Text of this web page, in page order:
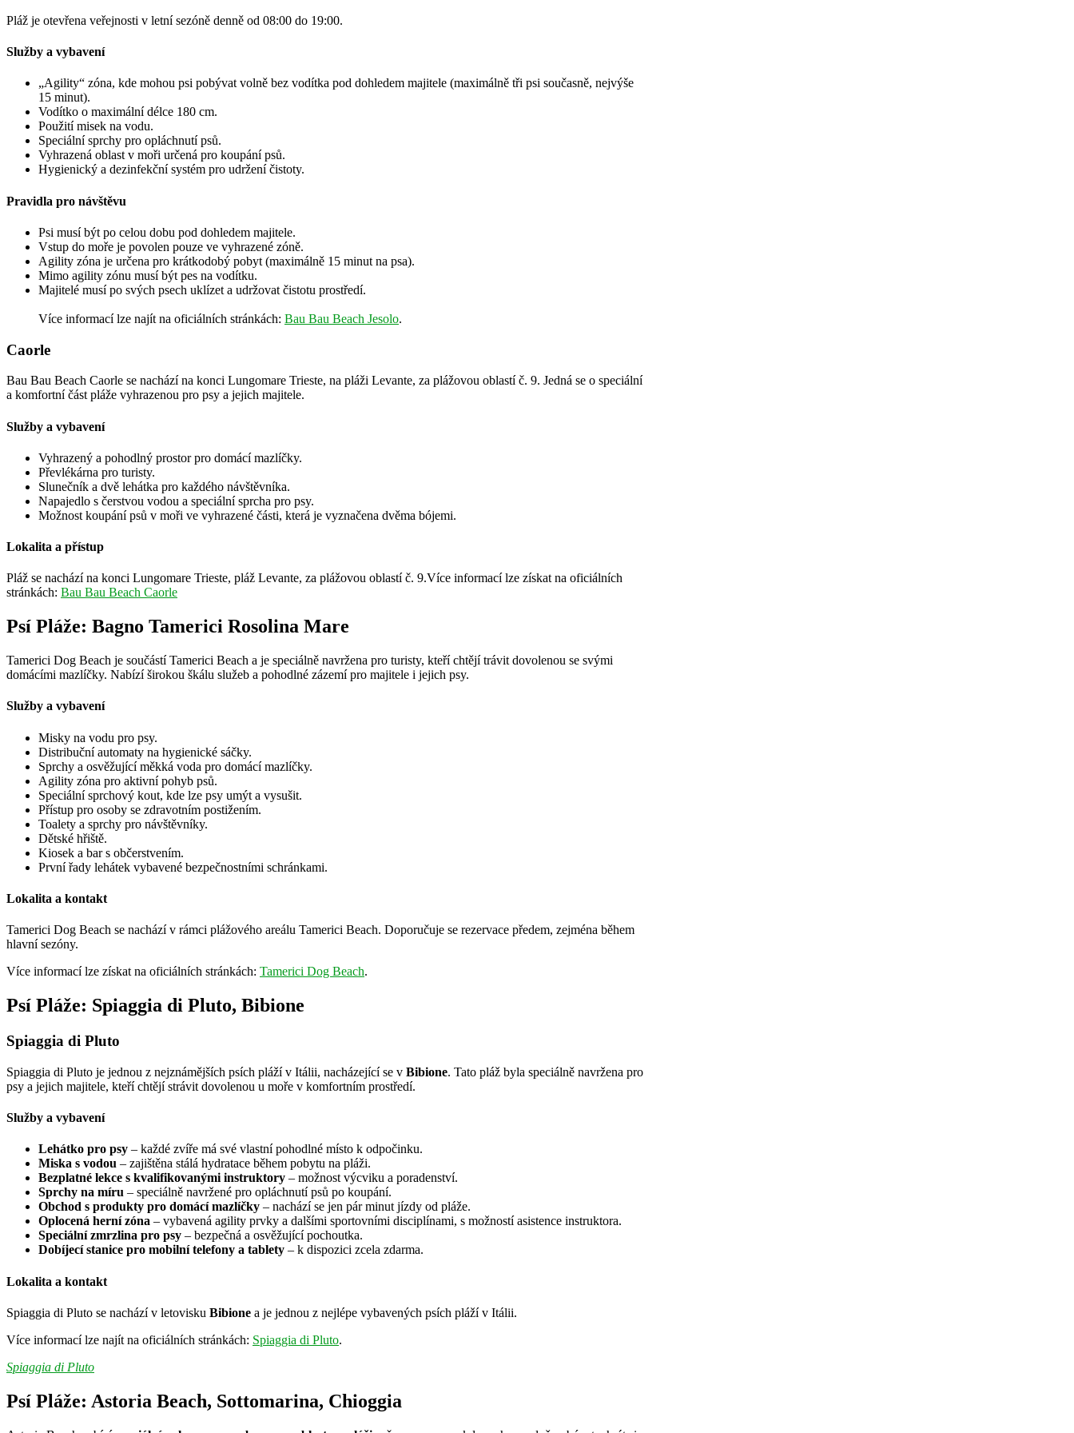
Pláž je otevřena veřejnosti v letní sezóně denně od 08:00 do 19:00.
Služby a vybavení
„Agility“ zóna, kde mohou psi pobývat volně bez vodítka pod dohledem majitele (maximálně tři psi současně, nejvýše
15 minut).
Vodítko o maximální délce 180 cm.
Použití misek na vodu.
Speciální sprchy pro opláchnutí psů.
Vyhrazená oblast v moři určená pro koupání psů.
Hygienický a dezinfekční systém pro udržení čistoty.
Pravidla pro návštěvu
Psi musí být po celou dobu pod dohledem majitele.
Vstup do moře je povolen pouze ve vyhrazené zóně.
Agility zóna je určena pro krátkodobý pobyt (maximálně 15 minut na psa).
Mimo agility zónu musí být pes na vodítku.
Majitelé musí po svých psech uklízet a udržovat čistotu prostředí.
Více informací lze najít na oficiálních stránkách: Bau Bau Beach Jesolo.
Caorle
Bau Bau Beach Caorle se nachází na konci Lungomare Trieste, na pláži Levante, za plážovou oblastí č. 9. Jedná se o speciální
a komfortní část pláže vyhrazenou pro psy a jejich majitele.
Služby a vybavení
Vyhrazený a pohodlný prostor pro domácí mazlíčky.
Převlékárna pro turisty.
Slunečník a dvě lehátka pro každého návštěvníka.
Napajedlo s čerstvou vodou a speciální sprcha pro psy.
Možnost koupání psů v moři ve vyhrazené části, která je vyznačena dvěma bójemi.
Lokalita a přístup
Pláž se nachází na konci Lungomare Trieste, pláž Levante, za plážovou oblastí č. 9.Více informací lze získat na oficiálních
stránkách: Bau Bau Beach Caorle
Psí Pláže: Bagno Tamerici Rosolina Mare
Tamerici Dog Beach je součástí Tamerici Beach a je speciálně navržena pro turisty, kteří chtějí trávit dovolenou se svými
domácími mazlíčky. Nabízí širokou škálu služeb a pohodlné zázemí pro majitele i jejich psy.
Služby a vybavení
Misky na vodu pro psy.
Distribuční automaty na hygienické sáčky.
Sprchy a osvěžující měkká voda pro domácí mazlíčky.
Agility zóna pro aktivní pohyb psů.
Speciální sprchový kout, kde lze psy umýt a vysušit.
Přístup pro osoby se zdravotním postižením.
Toalety a sprchy pro návštěvníky.
Dětské hřiště.
Kiosek a bar s občerstvením.
První řady lehátek vybavené bezpečnostními schránkami.
Lokalita a kontakt
Tamerici Dog Beach se nachází v rámci plážového areálu Tamerici Beach. Doporučuje se rezervace předem, zejména během
hlavní sezóny.
Více informací lze získat na oficiálních stránkách: Tamerici Dog Beach.
Psí Pláže: Spiaggia di Pluto, Bibione
Spiaggia di Pluto
Spiaggia di Pluto je jednou z nejznámějších psích pláží v Itálii, nacházející se v Bibione. Tato pláž byla speciálně navržena pro
psy a jejich majitele, kteří chtějí strávit dovolenou u moře v komfortním prostředí.
Služby a vybavení
Lehátko pro psy – každé zvíře má své vlastní pohodlné místo k odpočinku.
Miska s vodou – zajištěna stálá hydratace během pobytu na pláži.
Bezplatné lekce s kvalifikovanými instruktory – možnost výcviku a poradenství.
Sprchy na míru – speciálně navržené pro opláchnutí psů po koupání.
Obchod s produkty pro domácí mazlíčky – nachází se jen pár minut jízdy od pláže.
Oplocená herní zóna – vybavená agility prvky a dalšími sportovními disciplínami, s možností asistence instruktora.
Speciální zmrzlina pro psy – bezpečná a osvěžující pochoutka.
Dobíjecí stanice pro mobilní telefony a tablety – k dispozici zcela zdarma.
Lokalita a kontakt
Spiaggia di Pluto se nachází v letovisku Bibione a je jednou z nejlépe vybavených psích pláží v Itálii.
Více informací lze najít na oficiálních stránkách: Spiaggia di Pluto.
Spiaggia di Pluto
Psí Pláže: Astoria Beach, Sottomarina, Chioggia